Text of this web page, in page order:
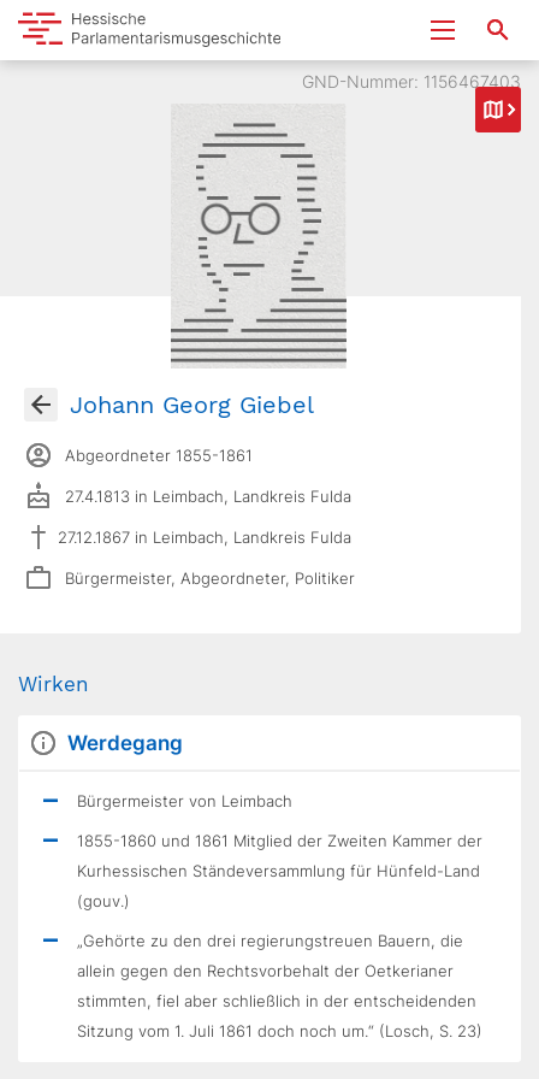
GND-Nummer: 1156467403
Johann Georg Giebel
Abgeordneter 1855-1861
27.4.1813 in Leimbach, Landkreis Fulda
27.12.1867 in Leimbach, Landkreis Fulda
Bürgermeister, Abgeordneter, Politiker
Wirken
Werdegang
Bürgermeister von Leimbach
1855-1860 und 1861 Mitglied der Zweiten Kammer der
Kurhessischen Ständeversammlung für Hünfeld-Land
(gouv.)
„Gehörte zu den drei regierungstreuen Bauern, die
allein gegen den Rechtsvorbehalt der Oetkerianer
stimmten, fiel aber schließlich in der entscheidenden
Sitzung vom 1. Juli 1861 doch noch um.“ (Losch, S. 23)